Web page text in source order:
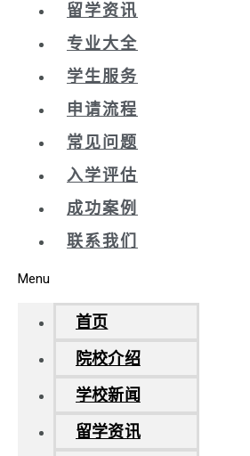
留学资讯
专业大全
学生服务
申请流程
常见问题
入学评估
成功案例
联系我们
Menu
首页
院校介绍
学校新闻
留学资讯